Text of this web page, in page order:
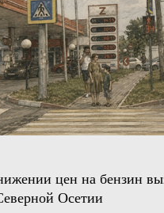
цен на бензин
Осетии